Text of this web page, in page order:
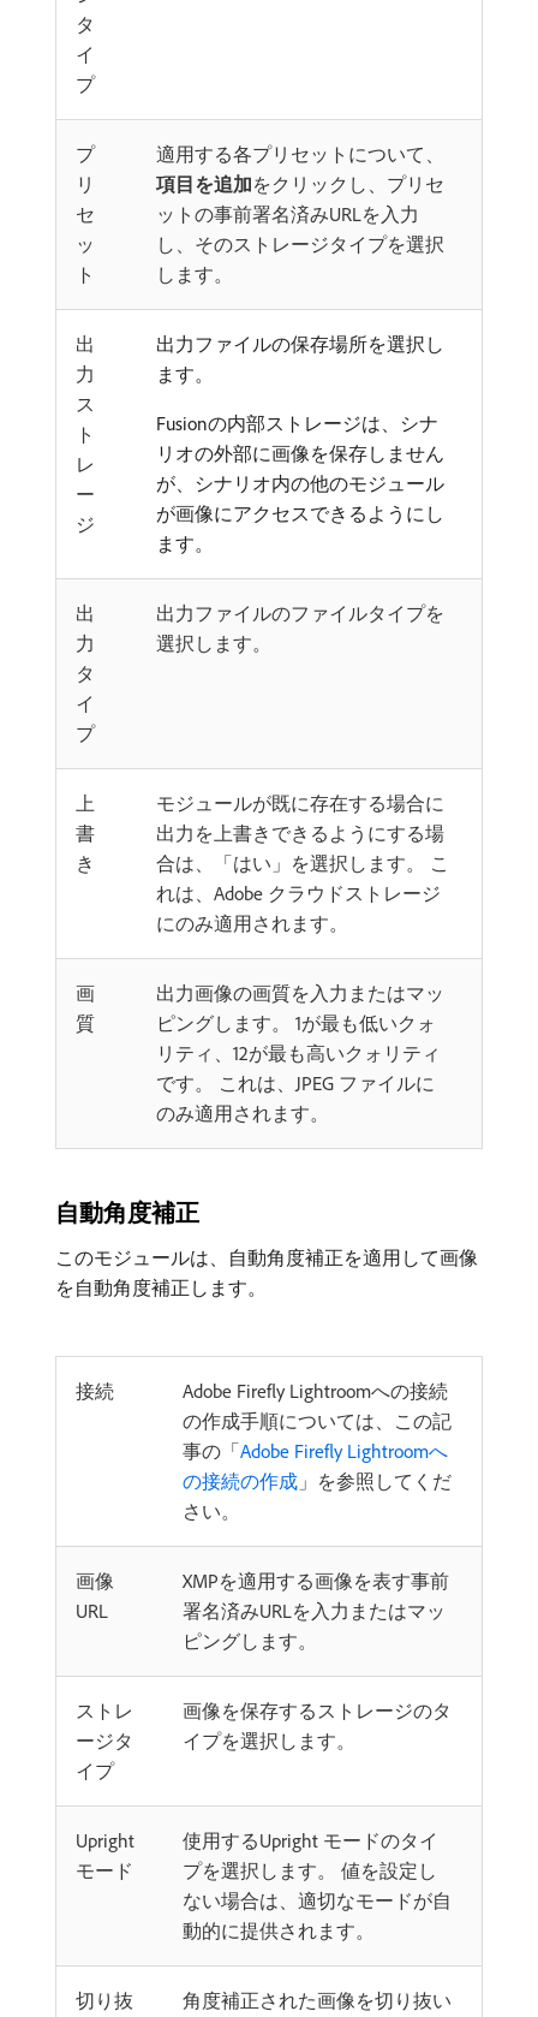
タ
イ
プ
プ
リ
セ
ッ
ト
適用する各プリセットについて、
項目を追加をクリックし、プリセ
ットの事前署名済みURLを入力
し、そのストレージタイプを選択
します。
出
力
ス
ト
レ
ー
ジ
出力ファイルの保存場所を選択し
ます。
Fusionの内部ストレージは、シナ
リオの外部に画像を保存しません
が、シナリオ内の他のモジュール
が画像にアクセスできるようにし
ます。
出
力
タ
イ
プ
出力ファイルのファイルタイプを
選択します。
上
書
き
モジュールが既に存在する場合に
出力を上書きできるようにする場
合は、「はい」を選択します。 こ
れは、Adobe クラウドストレージ
にのみ適用されます。
画
質
出力画像の画質を入力またはマッ
ピングします。 1が最も低いクォ
リティ、12が最も高いクォリティ
です。 これは、JPEG ファイルに
のみ適用されます。
自動角度補正
このモジュールは、自動角度補正を適用して画像
を自動角度補正します。
接続
Adobe Firefly Lightroomへの接続
の作成手順については、この記
事の「Adobe Firefly Lightroomへ
の接続の作成 」を参照してくだ
さい。
画像
URL
XMPを適用する画像を表す事前
署名済みURLを入力またはマッ
ピングします。
ストレ
ージタ
イプ
画像を保存するストレージのタ
イプを選択します。
Upright
モード
使用するUpright モードのタイ
プを選択します。 値を設定し
ない場合は、適切なモードが自
動的に提供されます。
切り抜
角度補正された画像を切り抜い